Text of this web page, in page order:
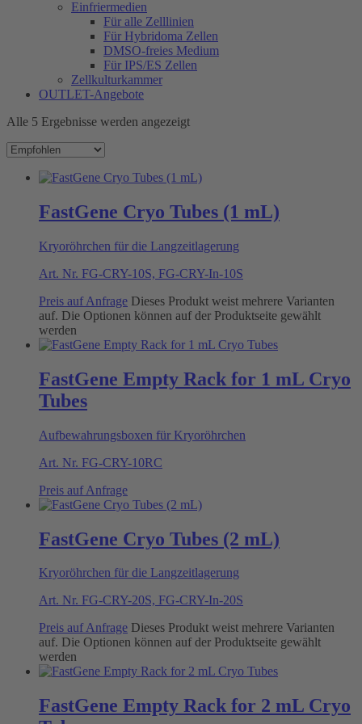
Einfriermedien
Für alle Zelllinien
Für Hybridoma Zellen
DMSO-freies Medium
Für IPS/ES Zellen
Zellkulturkammer
OUTLET-Angebote
Alle 5 Ergebnisse werden angezeigt
FastGene Cryo Tubes (1 mL)
Kryoröhrchen für die Langzeitlagerung
Art. Nr. FG-CRY-10S, FG-CRY-In-10S
Preis auf Anfrage Dieses Produkt weist mehrere Varianten
auf. Die Optionen können auf der Produktseite gewählt
werden
FastGene Empty Rack for 1 mL Cryo
Tubes
Aufbewahrungsboxen für Kryoröhrchen
Art. Nr. FG-CRY-10RC
Preis auf Anfrage
FastGene Cryo Tubes (2 mL)
Kryoröhrchen für die Langzeitlagerung
Art. Nr. FG-CRY-20S, FG-CRY-In-20S
Preis auf Anfrage Dieses Produkt weist mehrere Varianten
auf. Die Optionen können auf der Produktseite gewählt
werden
FastGene Empty Rack for 2 mL Cryo